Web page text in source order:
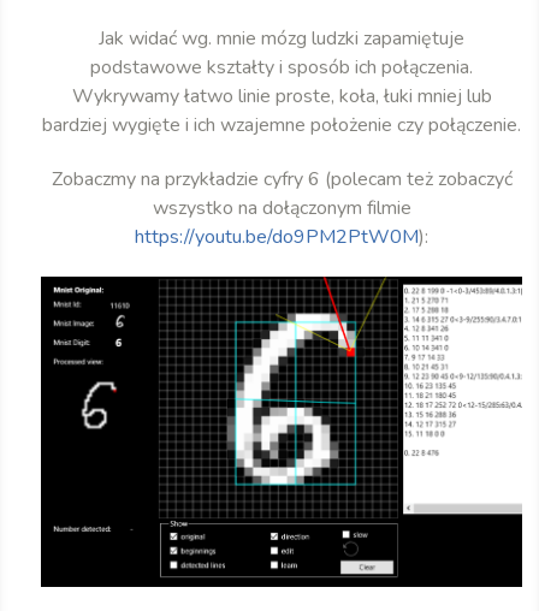
Jak widać wg. mnie mózg ludzki zapamiętuje
podstawowe kształty i sposób ich połączenia.
Wykrywamy łatwo linie proste, koła, łuki mniej lub
bardziej wygięte i ich wzajemne położenie czy połączenie.
Zobaczmy na przykładzie cyfry 6 (polecam też zobaczyć
wszystko na dołączonym filmie
https://youtu.be/do9PM2PtW0M):